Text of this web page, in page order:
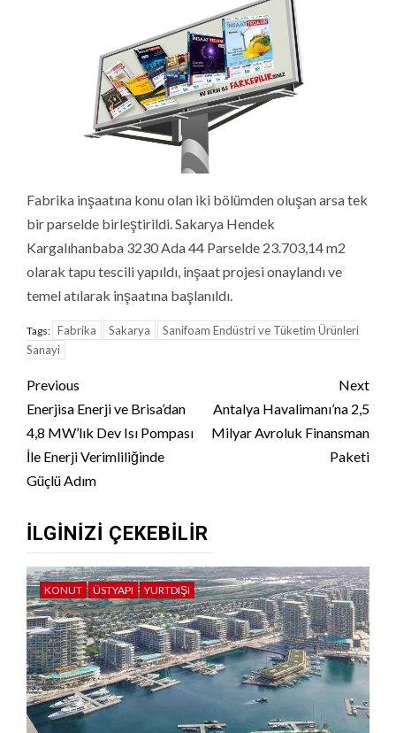
Fabrika inşaatına konu olan iki bölümden oluşan arsa tek
bir parselde birleştirildi. Sakarya Hendek
Kargalıhanbaba 3230 Ada 44 Parselde 23.703,14 m2
olarak tapu tescili yapıldı, inşaat projesi onaylandı ve
temel atılarak inşaatına başlanıldı.
Tags: Fabrika Sakarya
Sanifoam Endüstri ve Tüketim Ürünleri
Sanayi
Continue
Reading
Previous
Enerjisa Enerji ve Brisa’dan
4,8 MW’lık Dev Isı Pompası
İle Enerji Verimliliğinde
Güçlü Adım
Next
Antalya Havalimanı’na 2,5
Milyar Avroluk Finansman
Paketi
İLGINIZI ÇEKEBILIR
KONUT ÜSTYAPI YURTDIŞI